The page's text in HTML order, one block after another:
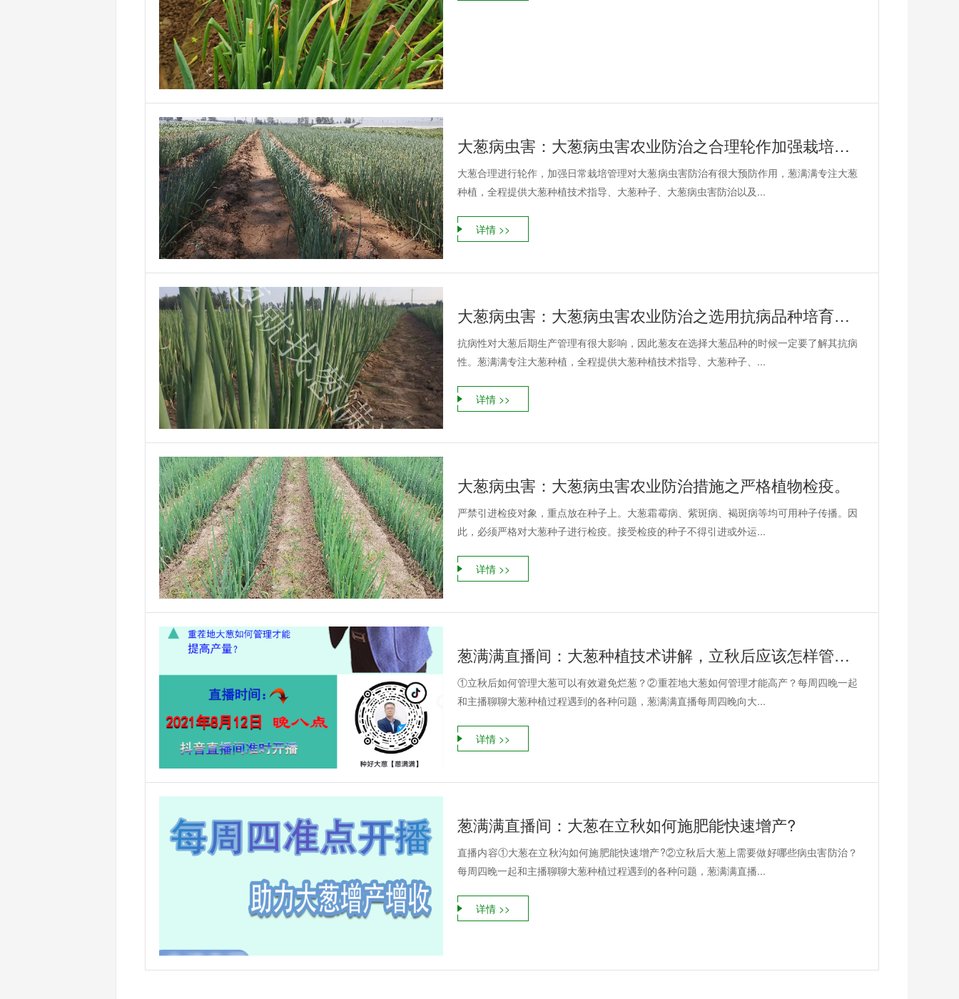
大葱病虫害：大葱病虫害农业防治之合理轮作加强栽培管理。
大葱合理进行轮作，加强日常栽培管理对大葱病虫害防治有很大预防作用，葱满满专注大葱
种植，全程提供大葱种植技术指导、大葱种子、大葱病虫害防治以及...
详情 >>
大葱病虫害：大葱病虫害农业防治之选用抗病品种培育无病毒苗。
抗病性对大葱后期生产管理有很大影响，因此葱友在选择大葱品种的时候一定要了解其抗病
性。葱满满专注大葱种植，全程提供大葱种植技术指导、大葱种子、...
详情 >>
大葱病虫害：大葱病虫害农业防治措施之严格植物检疫。
严禁引进检疫对象，重点放在种子上。大葱霜霉病、紫斑病、褐斑病等均可用种子传播。因
此，必须严格对大葱种子进行检疫。接受检疫的种子不得引进或外运...
详情 >>
葱满满直播间：大葱种植技术讲解，立秋后应该怎样管理大葱？
①立秋后如何管理大葱可以有效避免烂葱？②重茬地大葱如何管理才能高产？每周四晚一起
和主播聊聊大葱种植过程遇到的各种问题，葱满满直播每周四晚向大...
详情 >>
葱满满直播间：大葱在立秋如何施肥能快速增产?
直播内容①大葱在立秋沟如何施肥能快速增产?②立秋后大葱上需要做好哪些病虫害防治？
每周四晚一起和主播聊聊大葱种植过程遇到的各种问题，葱满满直播...
详情 >>